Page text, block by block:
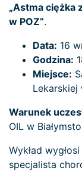
„Astma ciężka
w POZ”.
Data: 16
Godzina:
Miejsce:
Lekarskiej
Warunek
OIL w
Wykład wygłosi
specjalista